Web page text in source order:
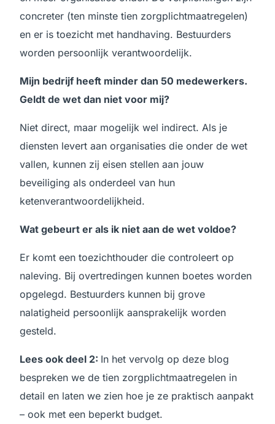
concreter (ten minste tien zorgplichtmaatregelen)
en er is toezicht met handhaving. Bestuurders
worden persoonlijk verantwoordelijk.
Mijn bedrijf heeft minder dan 50 medewerkers.
Geldt de wet dan niet voor mij?
Niet direct, maar mogelijk wel indirect. Als je
diensten levert aan organisaties die onder de wet
vallen, kunnen zij eisen stellen aan jouw
beveiliging als onderdeel van hun
ketenverantwoordelijkheid.
Wat gebeurt er als ik niet aan de wet voldoe?
Er komt een toezichthouder die controleert op
naleving. Bij overtredingen kunnen boetes worden
opgelegd. Bestuurders kunnen bij grove
nalatigheid persoonlijk aansprakelijk worden
gesteld.
Lees ook deel 2: In het vervolg op deze blog
bespreken we de tien zorgplichtmaatregelen in
detail en laten we zien hoe je ze praktisch aanpakt
– ook met een beperkt budget.